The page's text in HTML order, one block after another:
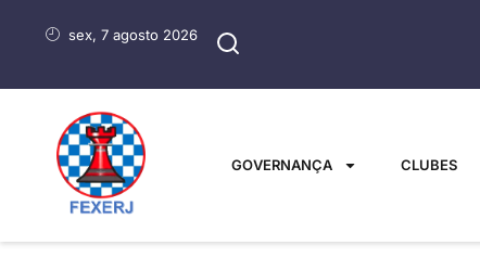
sex, 7 agosto 2026
GOVERNANÇA CLUBES